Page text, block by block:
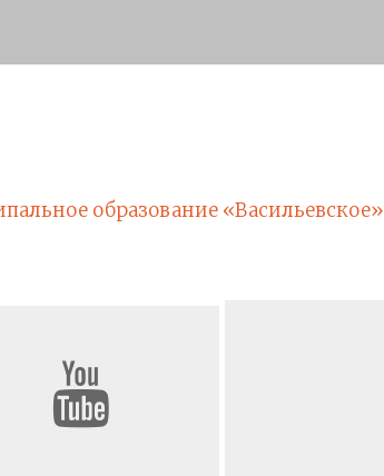
образование «Васильевское»